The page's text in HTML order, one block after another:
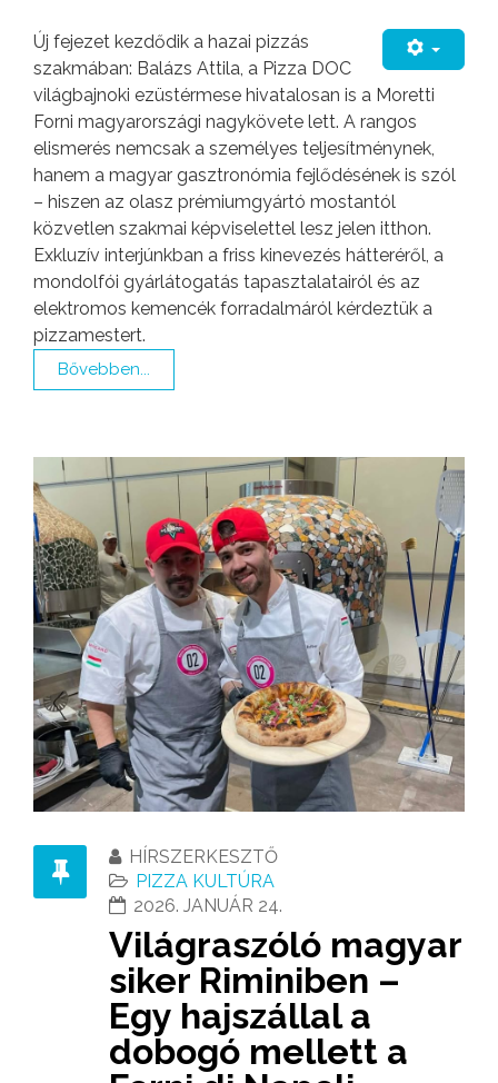
Új fejezet kezdődik a hazai pizzás
szakmában: Balázs Attila, a Pizza DOC
világbajnoki ezüstérmese hivatalosan is a Moretti
Forni magyarországi nagykövete lett. A rangos
elismerés nemcsak a személyes teljesítménynek,
hanem a magyar gasztronómia fejlődésének is szól
– hiszen az olasz prémiumgyártó mostantól
közvetlen szakmai képviselettel lesz jelen itthon.
Exkluzív interjúnkban a friss kinevezés hátteréről, a
mondolfói gyárlátogatás tapasztalatairól és az
elektromos kemencék forradalmáról kérdeztük a
pizzamestert.
Bővebben...
HÍRSZERKESZTŐ
PIZZA KULTÚRA
2026. JANUÁR 24.
Világraszóló magyar
siker Riminiben –
Egy hajszállal a
dobogó mellett a